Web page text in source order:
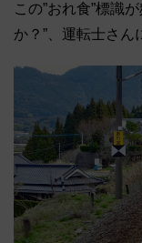
この”おれ食”標識
か？”、運転士さん